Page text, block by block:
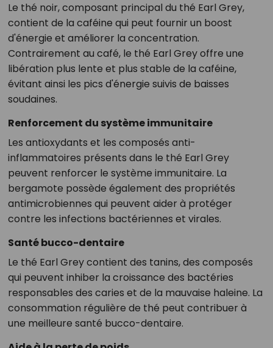
Le thé noir, composant principal du thé Earl Grey,
contient de la caféine qui peut fournir un boost
d'énergie et améliorer la concentration.
Contrairement au café, le thé Earl Grey offre une
libération plus lente et plus stable de la caféine,
évitant ainsi les pics d'énergie suivis de baisses
soudaines.
Renforcement du système immunitaire
Les antioxydants et les composés anti-
inflammatoires présents dans le thé Earl Grey
peuvent renforcer le système immunitaire. La
bergamote possède également des propriétés
antimicrobiennes qui peuvent aider à protéger
contre les infections bactériennes et virales.
Santé bucco-dentaire
Le thé Earl Grey contient des tanins, des composés
qui peuvent inhiber la croissance des bactéries
responsables des caries et de la mauvaise haleine. La
consommation régulière de thé peut contribuer à
une meilleure santé bucco-dentaire.